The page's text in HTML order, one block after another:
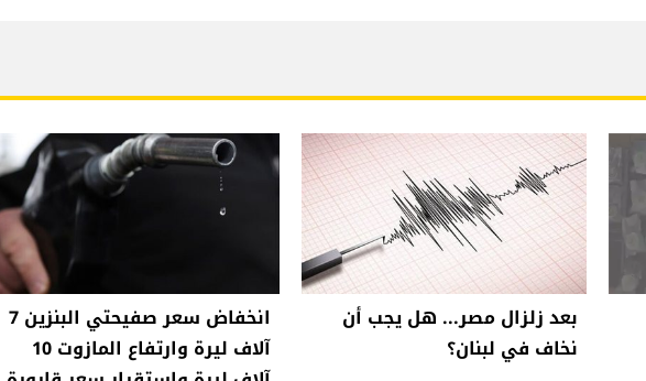
بعد زلزال مصر... هل يجب أن
نخاف في لبنان؟
انخفاض سعر صفيحتي البنزين 7
آلاف ليرة وارتفاع المازوت 10